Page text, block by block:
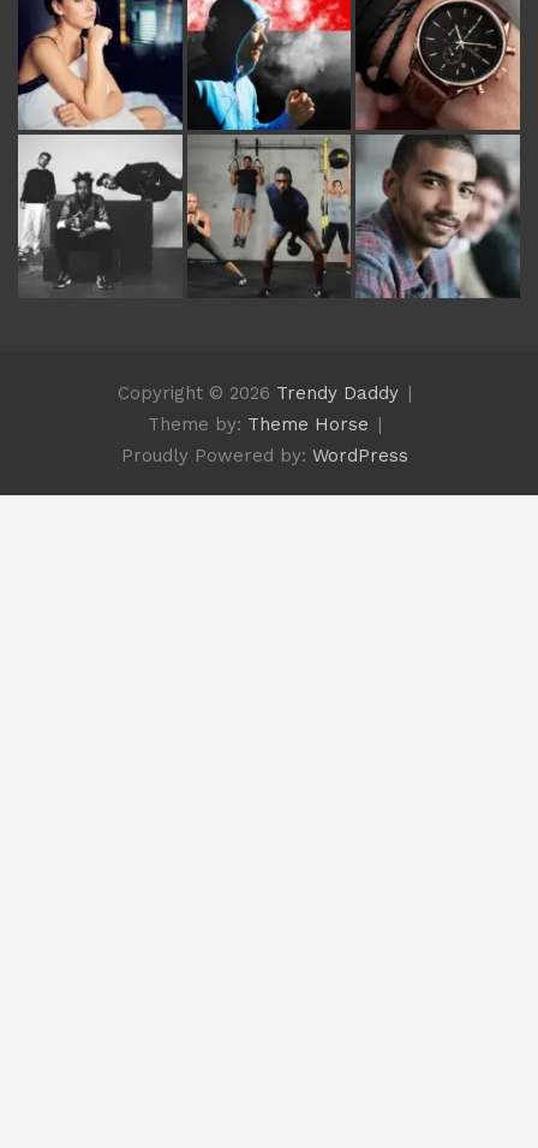
Copyright © 2026 Trendy Daddy
Theme by: Theme Horse
Proudly Powered by: WordPress